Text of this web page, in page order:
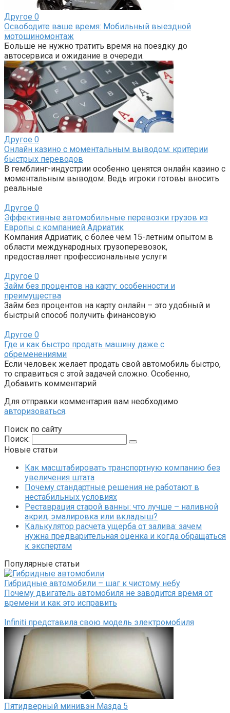
Другое 0
Освободите ваше время: Мобильный выездной
мотошиномонтаж
Больше не нужно тратить время на поездку до
автосервиса и ожидание в очереди.
Другое 0
Онлайн казино с моментальным выводом: критерии
быстрых переводов
В гемблинг-индустрии особенно ценятся онлайн казино с
моментальным выводом. Ведь игроки готовы вносить
реальные
Другое 0
Эффективные автомобильные перевозки грузов из
Европы с компанией Адриатик
Компания Адриатик, с более чем 15-летним опытом в
области международных грузоперевозок,
предоставляет профессиональные услуги
Другое 0
Займ без процентов на карту: особенности и
преимущества
Займ без процентов на карту онлайн – это удобный и
быстрый способ получить финансовую
Другое 0
Где и как быстро продать машину даже с
обременениями
Если человек желает продать свой автомобиль быстро,
то справиться с этой задачей сложно. Особенно,
Добавить комментарий
Для отправки комментария вам необходимо
авторизоваться.
Поиск по сайту
Поиск:
Новые статьи
Как масштабировать транспортную компанию без
увеличения штата
Почему стандартные решения не работают в
нестабильных условиях
Реставрация старой ванны: что лучше – наливной
акрил, эмалировка или вкладыш?
Калькулятор расчета ущерба от залива: зачем
нужна предварительная оценка и когда обращаться
к экспертам
Популярные статьи
Гибридные автомобили – шаг к чистому небу
Почему двигатель автомобиля не заводится время от
времени и как это исправить
Infiniti представила свою модель электромобиля
Пятидверный минивэн Мазда 5